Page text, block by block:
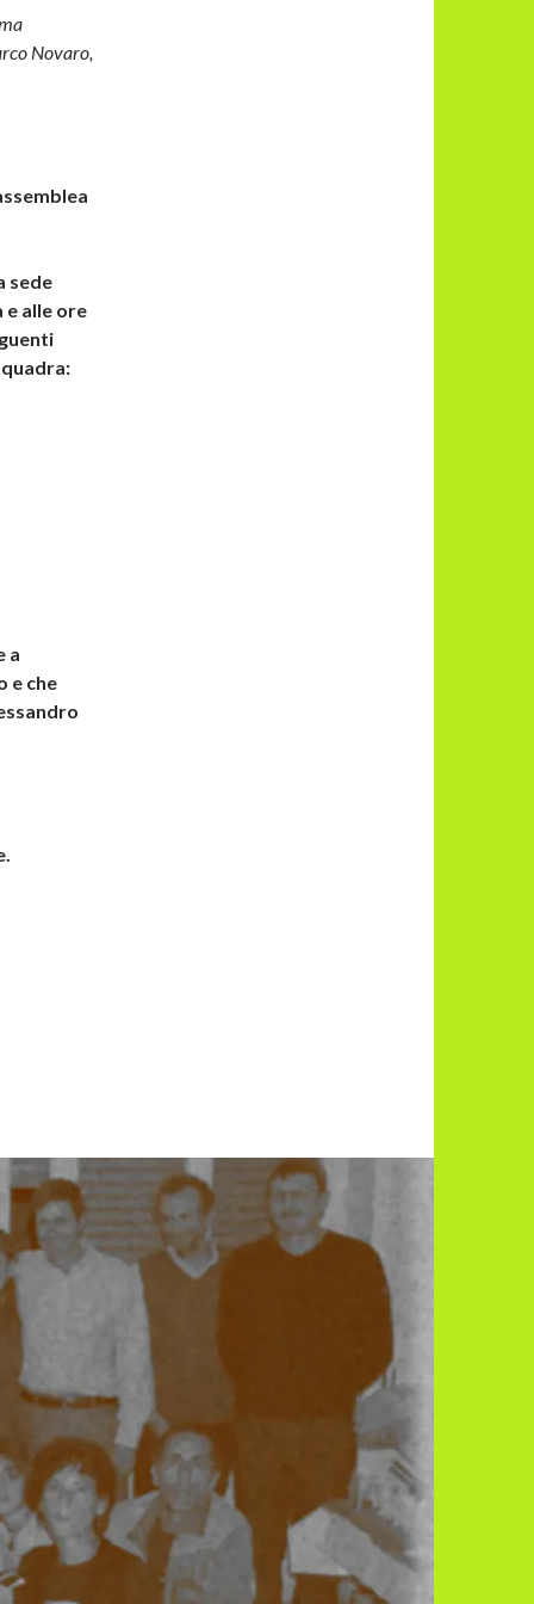
Novaro,
sede
e alle ore
a
e che